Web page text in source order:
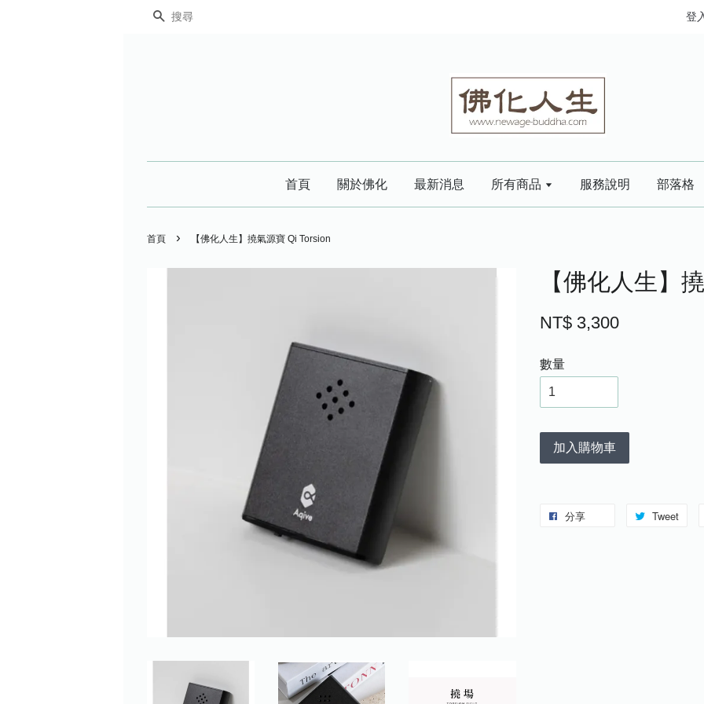
搜尋 登
首頁 關於佛化 最新消息 所有商品 服務說明 部落格
首頁 › 【佛化人生】撓氣源寶 Qi Torsion
【佛化人生】
NT$ 3,300
數量
加入購物車
分享 Tweet